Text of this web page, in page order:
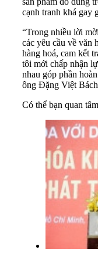
cạnh tranh khá gay
“Trong nhiều lời
các yêu cầu về văn
hàng hoá, cam kết
tôi mới chấp nhận
nhau góp phần
ông Đặng Việt
Có thể bạn quan tâm